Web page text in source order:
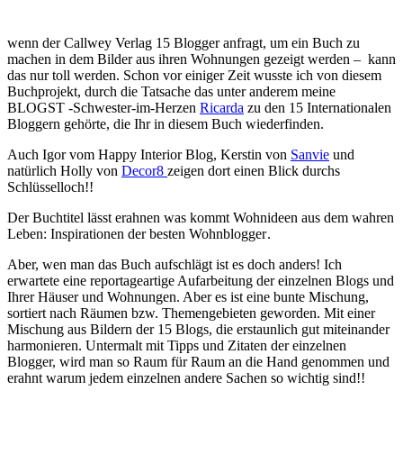
wenn der Callwey Verlag 15 Blogger anfragt, um ein Buch zu
machen in dem Bilder aus ihren Wohnungen gezeigt werden – kann
das nur toll werden. Schon vor einiger Zeit wusste ich von diesem
Buchprojekt, durch die Tatsache das unter anderem meine
BLOGST -Schwester-im-Herzen Ricarda zu den 15 Internationalen
Bloggern gehörte, die Ihr in diesem Buch wiederfinden.
Auch Igor vom Happy Interior Blog, Kerstin von Sanvie und
natürlich Holly von Decor8 zeigen dort einen Blick durchs
Schlüsselloch!!
Der Buchtitel lässt erahnen was kommt Wohnideen aus dem wahren
Leben: Inspirationen der besten Wohnblogger.
Aber, wen man das Buch aufschlägt ist es doch anders! Ich
erwartete eine reportageartige Aufarbeitung der einzelnen Blogs und
Ihrer Häuser und Wohnungen. Aber es ist eine bunte Mischung,
sortiert nach Räumen bzw. Themengebieten geworden. Mit einer
Mischung aus Bildern der 15 Blogs, die erstaunlich gut miteinander
harmonieren. Untermalt mit Tipps und Zitaten der einzelnen
Blogger, wird man so Raum für Raum an die Hand genommen und
erahnt warum jedem einzelnen andere Sachen so wichtig sind!!